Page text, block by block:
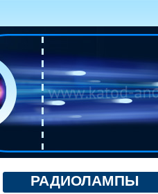
РАДИОЛАМПЫ